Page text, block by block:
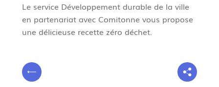
Le service Développement durable de la ville
en partenariat avec Comitonne vous propose
une délicieuse recette zéro déchet.
V
o
P